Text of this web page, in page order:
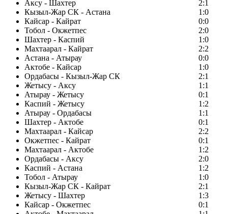
Аксу - Шахтер
2:1
Кызыл-Жар СК - Астана
1:0
Кайсар - Кайрат
0:0
Тобол - Окжетпес
2:0
Шахтер - Каспий
1:0
Махтаарал - Кайрат
2:2
Астана - Атырау
0:0
Актобе - Кайсар
1:0
Ордабасы - Кызыл-Жар СК
2:1
Жетысу - Аксу
1:1
Атырау - Жетысу
0:1
Каспий - Жетысу
1:2
Атырау - Ордабасы
1:1
Шахтер - Актобе
0:1
Махтаарал - Кайсар
2:2
Окжетпес - Кайрат
0:1
Махтаарал - Актобе
1:2
Ордабасы - Аксу
2:0
Каспий - Астана
1:2
Тобол - Атырау
1:0
Кызыл-Жар СК - Кайрат
2:1
Жетысу - Шахтер
1:3
Кайсар - Окжетпес
0:1